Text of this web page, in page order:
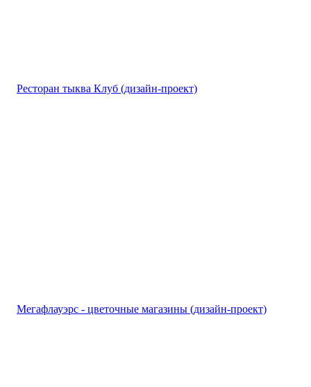
Ресторан тыква Клуб (дизайн-проект)
Мегафлауэрс - цветочные магазины (дизайн-проект)